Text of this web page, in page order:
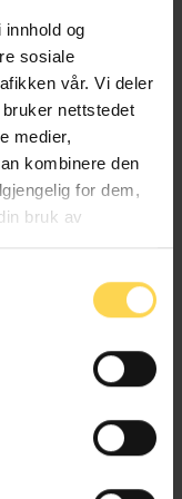
og
sosiale
vår. Vi deler
nettstedet
medier,
kombinere den
for dem,
bruk av